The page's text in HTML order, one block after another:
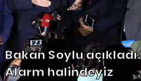
Bakan Soylu açıkladı:
Alarm halindeyiz